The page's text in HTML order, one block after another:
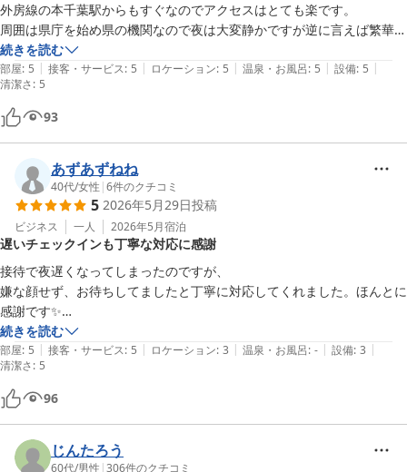
外房線の本千葉駅からもすぐなのでアクセスはとても楽です。
周囲は県庁を始め県の機関なので夜は大変静かですが逆に言えば繁華街
ではないので飲食店などが少ない為京成の千葉中央かJRの千葉駅まで行
かなければという感じでしょうかね。
部屋のじゅうたんのシミを気にしなければとてもゆったり過ごすことが
できますよ。
続きを読む
部屋: 5 | 接客・サービス: 5 | ロケーション: 5 | 温泉・お風呂: 5 | 設備: 5 |
清潔さ: 5
93
あずあずねね
40代/女性 |6件のクチコミ
5 2026年5月29日投稿
ビジネス 一人 2026年5月宿泊
遅いチェックインも丁寧な対応に感謝
接待で夜遅くなってしまったのですが、
嫌な顔せず、お待ちしてましたと丁寧に対応してくれました。ほんとに
感謝です✨
お部屋は、少し昭和っぽい感じはありますが、
清潔で広くて心地よかったです。
また機会があれば利用したいです✨
続きを読む
部屋: 5 | 接客・サービス: 5 | ロケーション: 3 | 温泉・お風呂: - | 設備: 3 |
清潔さ: 5
96
じんたろう
60代/男性 |306件のクチコミ